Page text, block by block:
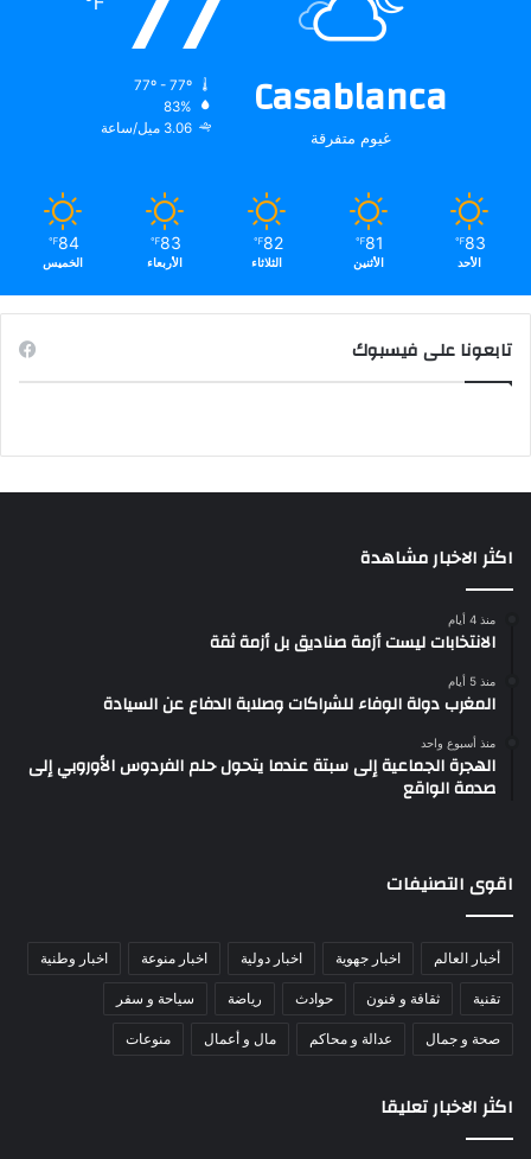
Casablanca
غيوم متفرقة
83%
3.06 ميل/ساعة
83
℉
الأحد
81
℉
الأثنين
82
℉
الثلاثاء
83
℉
الأربعاء
84
℉
الخميس
تابعونا على فيسبوك
اكثر الاخبار مشاهدة
منذ 4 أيام
الانتخابات ليست أزمة صناديق بل أزمة ثقة
منذ 5 أيام
المغرب دولة الوفاء للشراكات وصلابة الدفاع عن السيادة
منذ أسبوع واحد
الهجرة الجماعية إلى سبتة عندما يتحول حلم الفردوس الأوروبي إلى
صدمة الواقع
اقوى التصنيفات
أخبار العالم اخبار جهوية اخبار دولية اخبار منوعة اخبار وطنية
تقنية ثقافة و فنون حوادث رياضة سياحة و سفر
صحة و جمال عدالة و محاكم مال و أعمال منوعات
اكثر الاخبار تعليقا